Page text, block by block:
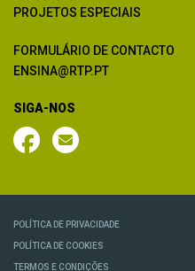
PROJETOS ESPECIAIS
FORMULÁRIO DE CONTACTO
ENSINA@RTP.PT
SIGA-NOS
POLÍTICA DE PRIVACIDADE
POLÍTICA DE COOKIES
TERMOS E CONDIÇÕES